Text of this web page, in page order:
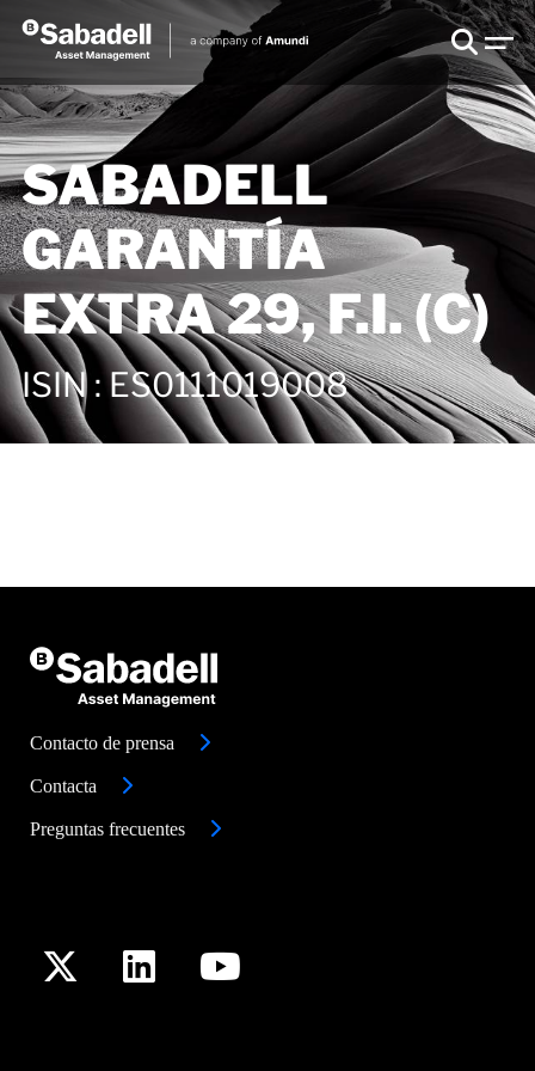
SABADELL
GARANTÍA
EXTRA 29, F.I. (C)
ISIN :ES0111019008
Contacto de prensa
Contacta
Preguntas frecuentes